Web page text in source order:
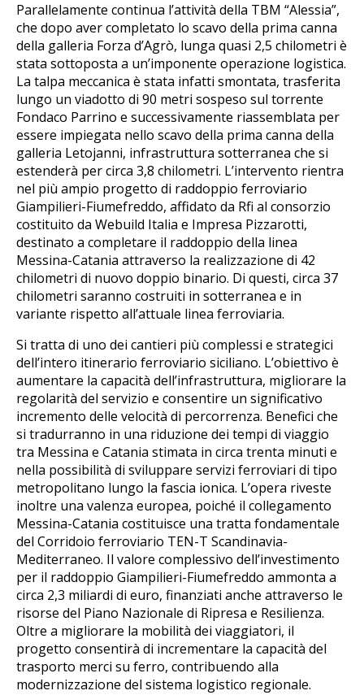
Parallelamente continua l’attività della TBM “Alessia”,
che dopo aver completato lo scavo della prima canna
della galleria Forza d’Agrò, lunga quasi 2,5 chilometri è
stata sottoposta a un’imponente operazione logistica.
La talpa meccanica è stata infatti smontata, trasferita
lungo un viadotto di 90 metri sospeso sul torrente
Fondaco Parrino e successivamente riassemblata per
essere impiegata nello scavo della prima canna della
galleria Letojanni, infrastruttura sotterranea che si
estenderà per circa 3,8 chilometri. L’intervento rientra
nel più ampio progetto di raddoppio ferroviario
Giampilieri-Fiumefreddo, affidato da Rfi al consorzio
costituito da Webuild Italia e Impresa Pizzarotti,
destinato a completare il raddoppio della linea
Messina-Catania attraverso la realizzazione di 42
chilometri di nuovo doppio binario. Di questi, circa 37
chilometri saranno costruiti in sotterranea e in
variante rispetto all’attuale linea ferroviaria.
Si tratta di uno dei cantieri più complessi e strategici
dell’intero itinerario ferroviario siciliano. L’obiettivo è
aumentare la capacità dell’infrastruttura, migliorare la
regolarità del servizio e consentire un significativo
incremento delle velocità di percorrenza. Benefici che
si tradurranno in una riduzione dei tempi di viaggio
tra Messina e Catania stimata in circa trenta minuti e
nella possibilità di sviluppare servizi ferroviari di tipo
metropolitano lungo la fascia ionica. L’opera riveste
inoltre una valenza europea, poiché il collegamento
Messina-Catania costituisce una tratta fondamentale
del Corridoio ferroviario TEN-T Scandinavia-
Mediterraneo. Il valore complessivo dell’investimento
per il raddoppio Giampilieri-Fiumefreddo ammonta a
circa 2,3 miliardi di euro, finanziati anche attraverso le
risorse del Piano Nazionale di Ripresa e Resilienza.
Oltre a migliorare la mobilità dei viaggiatori, il
progetto consentirà di incrementare la capacità del
trasporto merci su ferro, contribuendo alla
modernizzazione del sistema logistico regionale.